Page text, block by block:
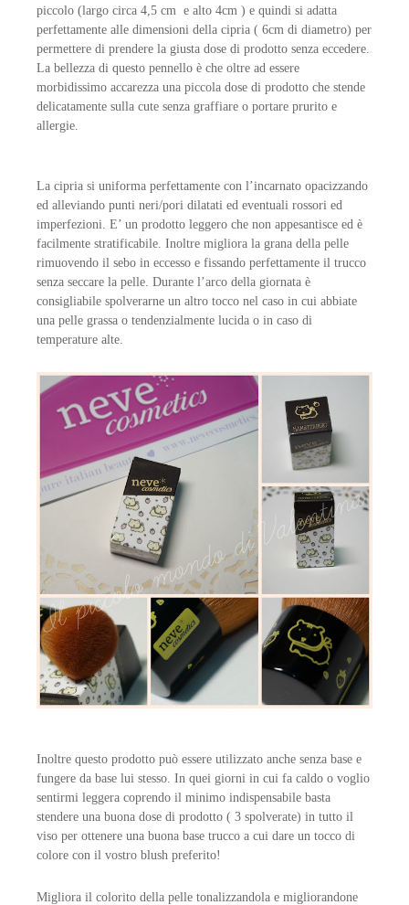
piccolo (largo circa 4,5 cm e alto 4cm ) e quindi si adatta
perfettamente alle dimensioni della cipria ( 6cm di diametro) per
permettere di prendere la giusta dose di prodotto senza eccedere.
La bellezza di questo pennello è che oltre ad essere
morbidissimo accarezza una piccola dose di prodotto che stende
delicatamente sulla cute senza graffiare o portare prurito e
allergie.
La cipria si uniforma perfettamente con l’incarnato opacizzando
ed alleviando punti neri/pori dilatati ed eventuali rossori ed
imperfezioni. E’ un prodotto leggero che non appesantisce ed è
facilmente stratificabile. Inoltre migliora la grana della pelle
rimuovendo il sebo in eccesso e fissando perfettamente il trucco
senza seccare la pelle. Durante l’arco della giornata è
consigliabile spolverarne un altro tocco nel caso in cui abbiate
una pelle grassa o tendenzialmente lucida o in caso di
temperature alte.
Inoltre questo prodotto può essere utilizzato anche senza base e
fungere da base lui stesso. In quei giorni in cui fa caldo o voglio
sentirmi leggera coprendo il minimo indispensabile basta
stendere una buona dose di prodotto ( 3 spolverate) in tutto il
viso per ottenere una buona base trucco a cui dare un tocco di
colore con il vostro blush preferito!
Migliora il colorito della pelle tonalizzandola e migliorandone